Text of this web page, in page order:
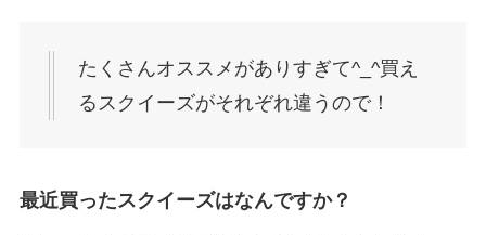
たくさんオススメがありすぎて^_^買え
るスクイーズがそれぞれ違うので！
最近買ったスクイーズはなんですか？